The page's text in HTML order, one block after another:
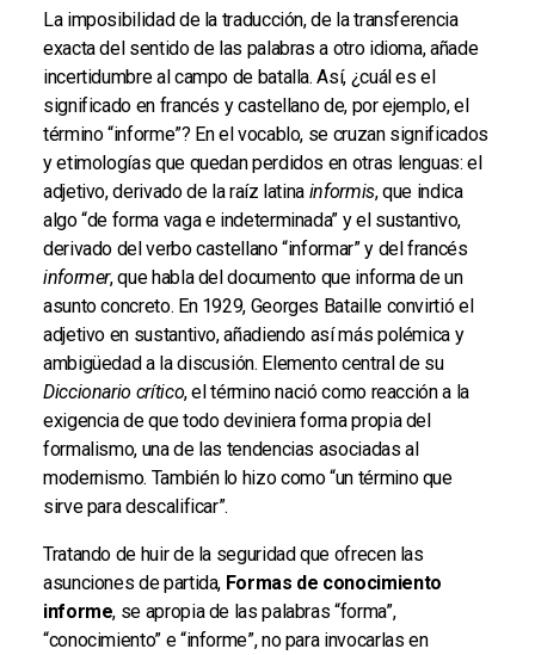
La imposibilidad de la traducción, de la transferencia
exacta del sentido de las palabras a otro idioma, añade
incertidumbre al campo de batalla. Así, ¿cuál es el
significado en francés y castellano de, por ejemplo, el
término “informe”? En el vocablo, se cruzan significados
y etimologías que quedan perdidos en otras lenguas: el
adjetivo, derivado de la raíz latina informis, que indica
algo “de forma vaga e indeterminada” y el sustantivo,
derivado del verbo castellano “informar” y del francés
informer, que habla del documento que informa de un
asunto concreto. En 1929, Georges Bataille convirtió el
adjetivo en sustantivo, añadiendo así más polémica y
ambigüedad a la discusión. Elemento central de su
Diccionario crítico, el término nació como reacción a la
exigencia de que todo deviniera forma propia del
formalismo, una de las tendencias asociadas al
modernismo. También lo hizo como “un término que
sirve para descalificar”.
Tratando de huir de la seguridad que ofrecen las
asunciones de partida, Formas de conocimiento
informe, se apropia de las palabras “forma”,
“conocimiento” e “informe”, no para invocarlas en